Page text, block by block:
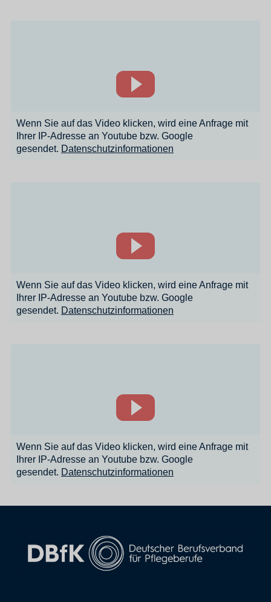
Wenn Sie auf das Video klicken, wird eine Anfrage mit
Ihrer IP-Adresse an Youtube bzw. Google
gesendet. Datenschutzinformationen
Wenn Sie auf das Video klicken, wird eine Anfrage mit
Ihrer IP-Adresse an Youtube bzw. Google
gesendet. Datenschutzinformationen
Wenn Sie auf das Video klicken, wird eine Anfrage mit
Ihrer IP-Adresse an Youtube bzw. Google
gesendet. Datenschutzinformationen